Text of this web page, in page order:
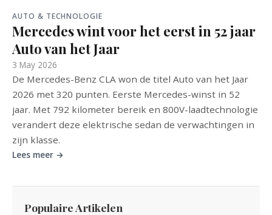
AUTO & TECHNOLOGIE
Mercedes wint voor het eerst in 52 jaar
Auto van het Jaar
3 May 2026
De Mercedes-Benz CLA won de titel Auto van het Jaar
2026 met 320 punten. Eerste Mercedes-winst in 52
jaar. Met 792 kilometer bereik en 800V-laadtechnologie
verandert deze elektrische sedan de verwachtingen in
zijn klasse.
Lees meer →
Populaire Artikelen